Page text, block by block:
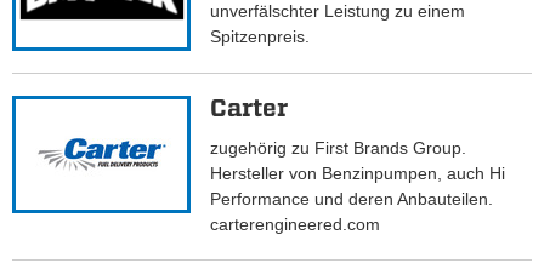
unverfälschter Leistung zu einem
Spitzenpreis.
Carter
zugehörig zu First Brands Group.
Hersteller von Benzinpumpen, auch Hi
Performance und deren Anbauteilen.
carterengineered.com